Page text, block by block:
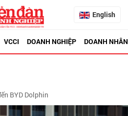
English
VCCI DOANH NGHIỆP DOANH NHÂN
BYD Dolphin